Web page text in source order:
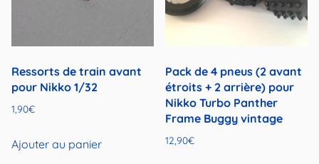
Ressorts de train avant
pour Nikko 1/32
1,90€
Ajouter au panier
Pack de 4 pneus (2 avant
étroits + 2 arrière) pour
Nikko Turbo Panther
Frame Buggy vintage
12,90€